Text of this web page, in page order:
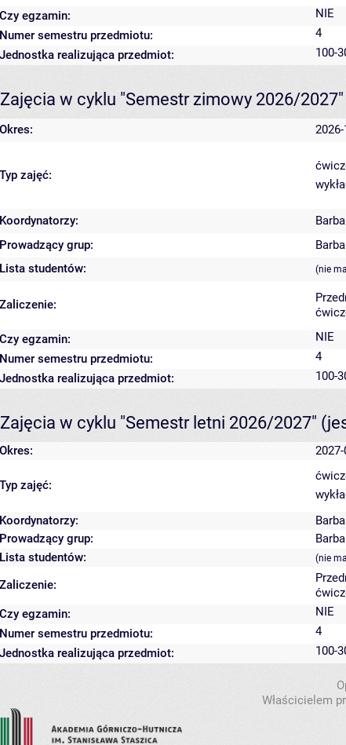
Czy egzamin:
NIE
Numer semestru przedmiotu:
4
Jednostka realizująca przedmiot:
100-
Zajęcia w cyklu "Semestr zimowy 2026/2027"
Okres:
Typ zajęć:
Koordynatorzy:
Prowadzący grup:
Lista studentów:
(nie
Zaliczenie:
Czy egzamin:
NIE
Numer semestru przedmiotu:
4
Jednostka realizująca przedmiot:
100-
Zajęcia w cyklu "Semestr letni 2026/2027"
Okres:
Typ zajęć:
Koordynatorzy:
Prowadzący grup:
Lista studentów:
(nie
Zaliczenie:
Czy egzamin:
NIE
Numer semestru przedmiotu:
4
Jednostka realizująca przedmiot:
100-
Właścicielem